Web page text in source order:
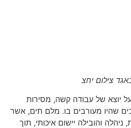
יוצא של עבודה קשה, מסירות
שהיו מעורבים בו. מלם תים, אשר
והובילה יישום איכותי, תוך